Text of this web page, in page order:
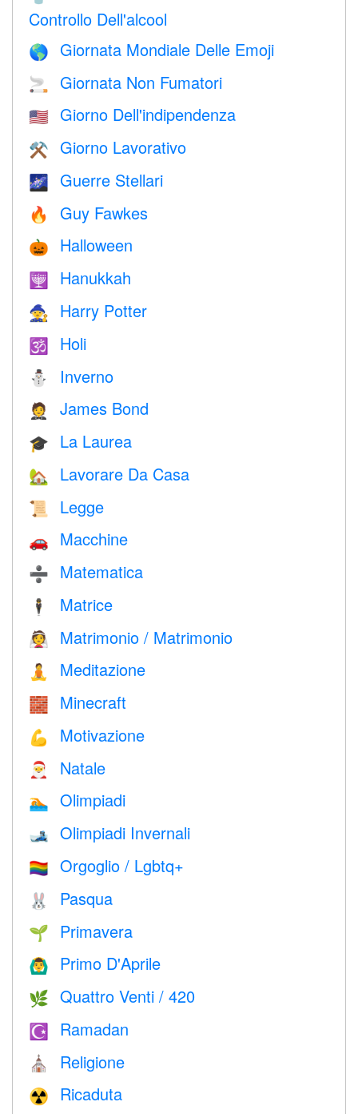
Controllo Dell'alcool
🌎 Giornata Mondiale Delle Emoji
🚬 Giornata Non Fumatori
🇺🇸 Giorno Dell'indipendenza
⚒️ Giorno Lavorativo
🌌 Guerre Stellari
🔥 Guy Fawkes
🎃 Halloween
🕎 Hanukkah
🧙 Harry Potter
🕉 Holi
⛄ Inverno
🤵 James Bond
🎓 La Laurea
🏡 Lavorare Da Casa
📜 Legge
🚗 Macchine
➗ Matematica
🕴️ Matrice
👰 Matrimonio / Matrimonio
🧘 Meditazione
🧱 Minecraft
💪 Motivazione
🎅 Natale
🏊 Olimpiadi
🎿 Olimpiadi Invernali
🏳️‍🌈 Orgoglio / Lgbtq+
🐰 Pasqua
🌱 Primavera
🙆‍♂️ Primo D'Aprile
🌿 Quattro Venti / 420
☪️ Ramadan
⛪️ Religione
☢️ Ricaduta